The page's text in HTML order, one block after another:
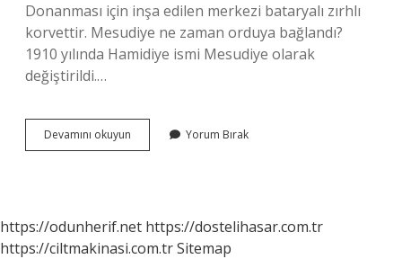
Donanması için inşa edilen merkezi bataryalı zırhlı
korvettir. Mesudiye ne zaman orduya bağlandı?
1910 yılında Hamidiye ismi Mesudiye olarak
değiştirildi.…
Devamını okuyun
Mesudiye
Boydan
Yorum Bırak
https://odunherif.net https://dostelihasar.com.tr
https://ciltmakinasi.com.trSitemap